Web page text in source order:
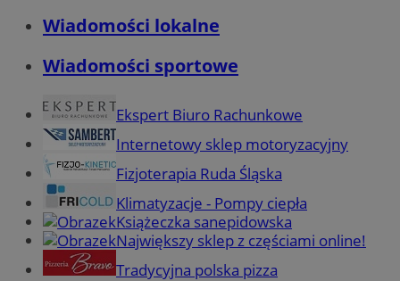
Wiadomości lokalne
Wiadomości sportowe
Ekspert Biuro Rachunkowe
Internetowy sklep motoryzacyjny
Fizjoterapia Ruda Śląska
Klimatyzacje - Pompy ciepła
Książeczka sanepidowska
Największy sklep z częściami online!
Tradycyjna polska pizza